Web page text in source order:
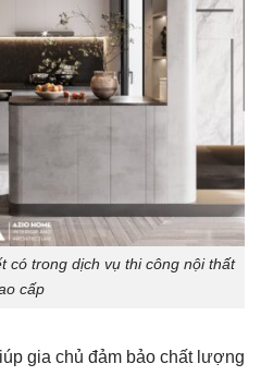
có trong dịch vụ thi công nội thất
cấp
gia chủ đảm bảo chất lượng